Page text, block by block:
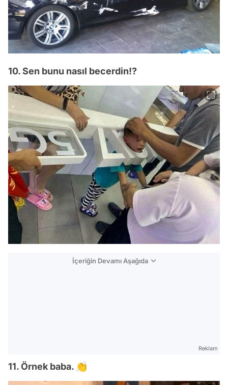
10. Sen bunu nasıl becerdin!?
İçeriğin Devamı Aşağıda
Reklam
11. Örnek baba. 👏